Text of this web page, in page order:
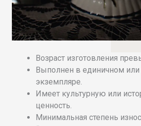
Возраст изготовления
Выполнен в единичном
экземпляре.
Имеет культурную или
ценность.
Минимальная степень